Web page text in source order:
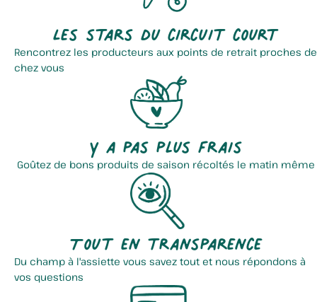
Les stars du circuit court
Rencontrez les producteurs aux points de retrait proches de
chez vous
Y a pas plus frais
Goûtez de bons produits de saison récoltés le matin même
Tout en transparence
Du champ à l'assiette vous savez tout et nous répondons à
vos questions